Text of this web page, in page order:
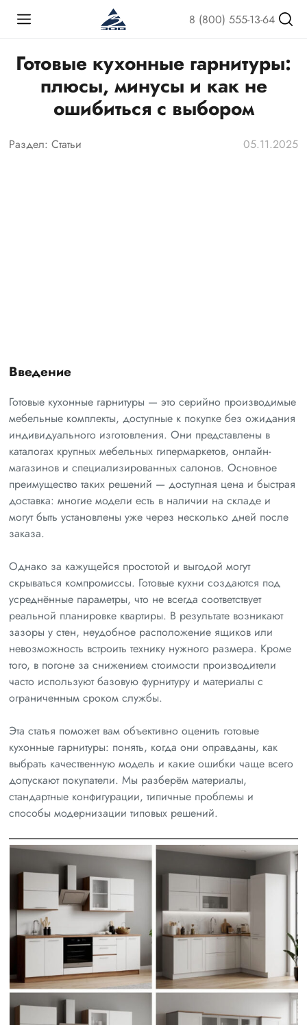
8 (800) 555-13-64
Готовые кухонные гарнитуры:
плюсы, минусы и как не
ошибиться с выбором
Раздел:Статьи 05.11.2025
Введение
Готовые кухонные гарнитуры — это серийно производимые
мебельные комплекты, доступные к покупке без ожидания
индивидуального изготовления. Они представлены в
каталогах крупных мебельных гипермаркетов, онлайн-
магазинов и специализированных салонов. Основное
преимущество таких решений — доступная цена и быстрая
доставка: многие модели есть в наличии на складе и
могут быть установлены уже через несколько дней после
заказа.
Однако за кажущейся простотой и выгодой могут
скрываться компромиссы. Готовые кухни создаются под
усреднённые параметры, что не всегда соответствует
реальной планировке квартиры. В результате возникают
зазоры у стен, неудобное расположение ящиков или
невозможность встроить технику нужного размера. Кроме
того, в погоне за снижением стоимости производители
часто используют базовую фурнитуру и материалы с
ограниченным сроком службы.
Эта статья поможет вам объективно оценить готовые
кухонные гарнитуры: понять, когда они оправданы, как
выбрать качественную модель и какие ошибки чаще всего
допускают покупатели. Мы разберём материалы,
стандартные конфигурации, типичные проблемы и
способы модернизации типовых решений.